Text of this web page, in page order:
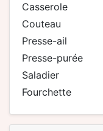
casserole
couteau
presse-ail
presse-purée
saladier
fourchette